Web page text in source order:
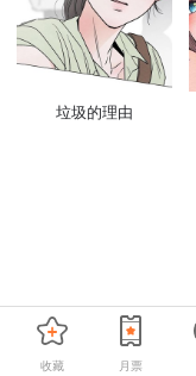
垃圾的理由
收藏 月票